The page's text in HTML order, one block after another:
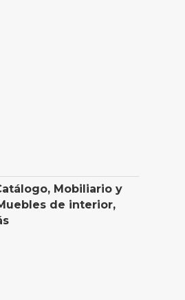
, Mobiliario y
de interior,